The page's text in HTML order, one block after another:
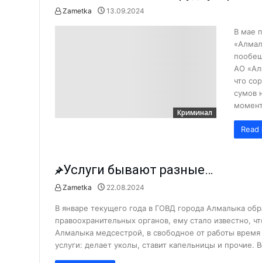
Сколько инвестиций
Нарушение правил ТБ
Время анализа: как работают
Владимиру Башкирову – 75
Чем занимается лидер
Миграция: где работают и
Анализ причин пожаров за 1
Познать мир и найти в нём
Депутаты выслушали
Поддержка молодёжных
Zametka 13.09.2024
Криминал
В мае
АО
что
сумов
Read
Услуги бывают разные…
Zametka 22.08.2024
В январе текущего года в ГОВД города Алмалыка
правоохранительных органов, ему стало известно,
Алмалыка медсестрой, в свободное от работы
услуги: делает уколы, ставит капельницы и